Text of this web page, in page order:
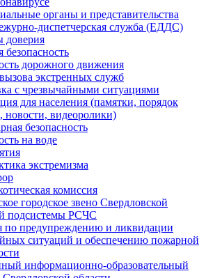
органы и представительства
диспетчерская служба (ЕДДС)
доверия
дорожного движения
экстренных служб
с чрезвычайными ситуациями
для населения (памятки, порядок
новости, видеоролики)
безопасность
на воде
экстремизма
комиссия
городское звено Свердловской
подсистемы РСЧС
по предупреждению и ликвидации
ситуаций и обеспечению пожарной
информационно-образовательный